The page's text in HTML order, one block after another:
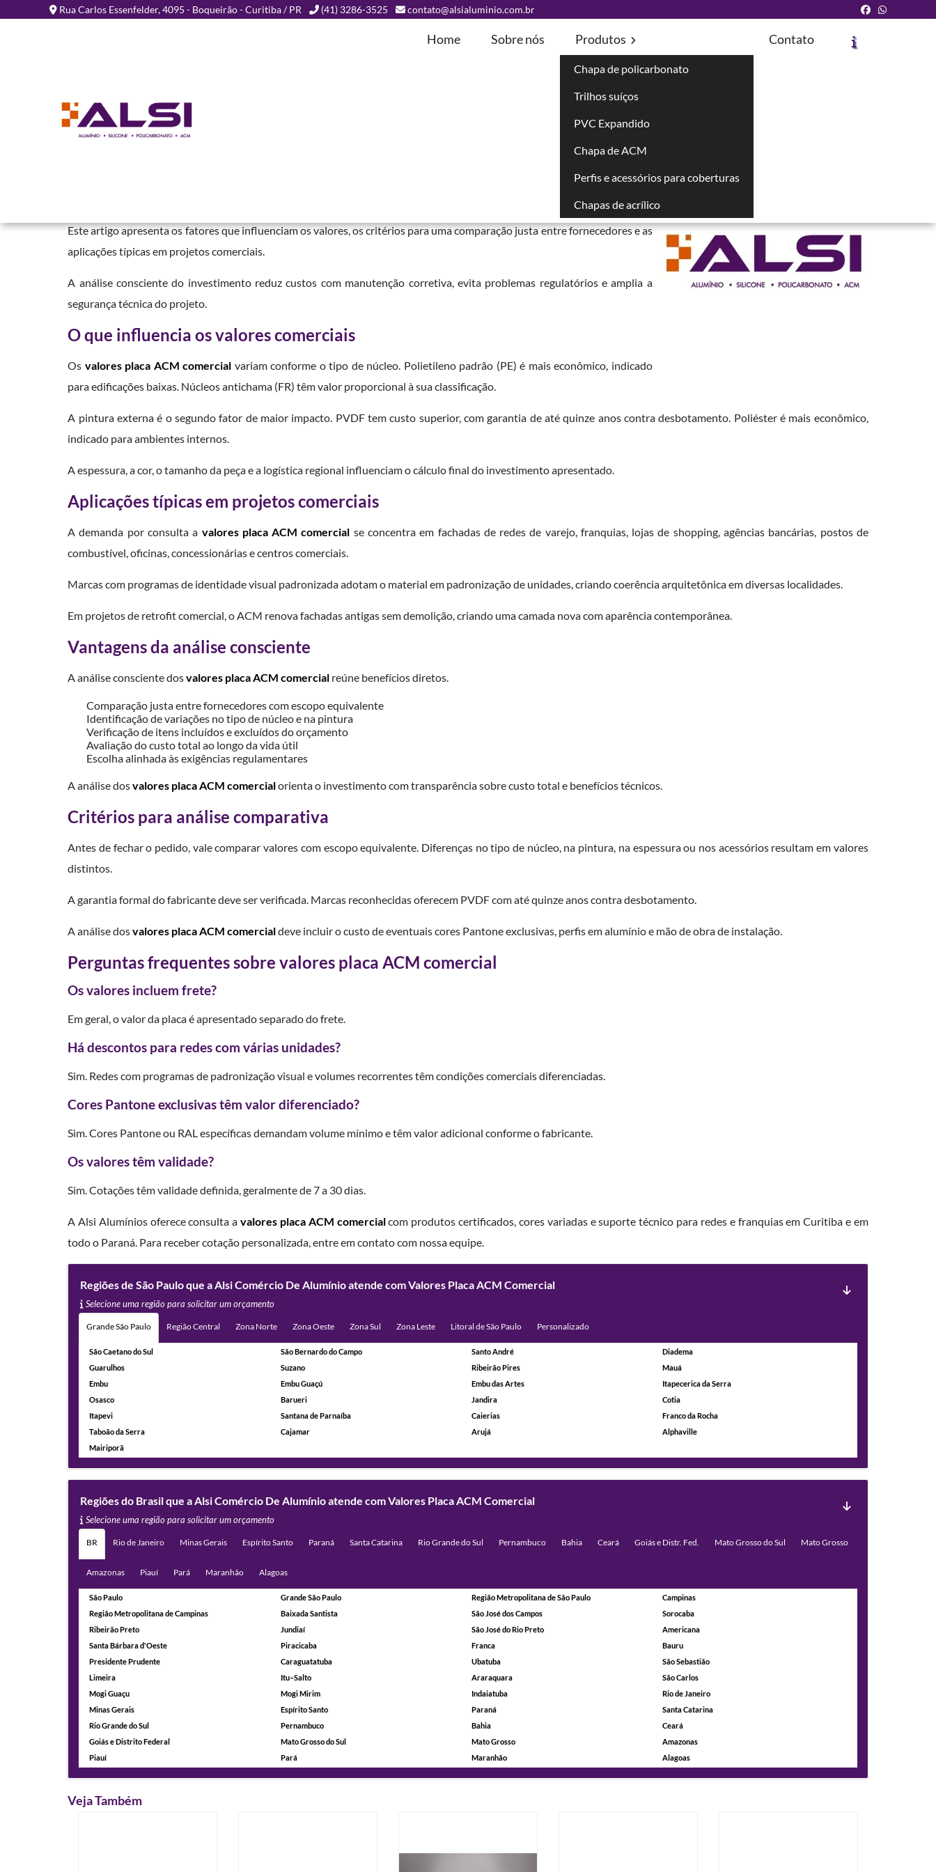
Rua Carlos Essenfelder, 4095 - Boqueirão - Curitiba / PR (41) 3286-3525 contato@alsialuminio.com.br
Home Sobre nós Produtos
Chapa de policarbonato
Trilhos suíços
PVC Expandido
Chapa de ACM
Perfis e acessórios para coberturas
Chapas de acrílico
Contato
Valores Placa ACM Comercial
Home»Informações»Valores Placa ACM Comercial
envolve mais do que comparar números absolutos por metro quadrado. O
custo total depende do tipo de núcleo, do sistema de pintura, das dimensões, da cor e da logística para a cidade de entrega.
Este artigo apresenta os fatores que influenciam os valores, os critérios para uma comparação justa entre fornecedores e as
aplicações típicas em projetos comerciais.
A análise consciente do investimento reduz custos com manutenção corretiva, evita problemas regulatórios e amplia a
segurança técnica do projeto.
O que influencia os valores comerciais
Os valores placa ACM comercial variam conforme o tipo de núcleo. Polietileno padrão (PE) é mais econômico, indicado
para edificações baixas. Núcleos antichama (FR) têm valor proporcional à sua classificação.
A pintura externa é o segundo fator de maior impacto. PVDF tem custo superior, com garantia de até quinze anos contra desbotamento. Poliéster é mais econômico,
indicado para ambientes internos.
A espessura, a cor, o tamanho da peça e a logística regional influenciam o cálculo final do investimento apresentado.
Aplicações típicas em projetos comerciais
A demanda por consulta a valores placa ACM comercial se concentra em fachadas de redes de varejo, franquias, lojas de shopping, agências bancárias, postos de
combustível, oficinas, concessionárias e centros comerciais.
Marcas com programas de identidade visual padronizada adotam o material em padronização de unidades, criando coerência arquitetônica em diversas localidades.
Em projetos de retrofit comercial, o ACM renova fachadas antigas sem demolição, criando uma camada nova com aparência contemporânea.
Vantagens da análise consciente
A análise consciente dosvalores placa ACM comercial reúne benefícios diretos.
Comparação justa entre fornecedores com escopo equivalente
Identificação de variações no tipo de núcleo e na pintura
Verificação de itens incluídos e excluídos do orçamento
Avaliação do custo total ao longo da vida útil
Escolha alinhada às exigências regulamentares
A análise dosvalores placa ACM comercialorienta o investimento com transparência sobre custo total e benefícios técnicos.
Critérios para análise comparativa
Antes de fechar o pedido, vale comparar valores com escopo equivalente. Diferenças no tipo de núcleo, na pintura, na espessura ou nos acessórios resultam em valores
distintos.
A garantia formal do fabricante deve ser verificada. Marcas reconhecidas oferecem PVDF com até quinze anos contra desbotamento.
A análise dosvalores placa ACM comercialdeve incluir o custo de eventuais cores Pantone exclusivas, perfis em alumínio e mão de obra de instalação.
Perguntas frequentes sobre valores placa ACM comercial
Os valores incluem frete?
Em geral, o valor da placa é apresentado separado do frete.
Há descontos para redes com várias unidades?
Sim. Redes com programas de padronização visual e volumes recorrentes têm condições comerciais diferenciadas.
Cores Pantone exclusivas têm valor diferenciado?
Sim. Cores Pantone ou RAL específicas demandam volume mínimo e têm valor adicional conforme o fabricante.
Os valores têm validade?
Sim. Cotações têm validade definida, geralmente de 7 a 30 dias.
A Alsi Alumínios oferece consulta avalores placa ACM comercialcom produtos certificados, cores variadas e suporte técnico para redes e franquias em Curitiba e em
todo o Paraná. Para receber cotação personalizada, entre em contato com nossa equipe.
Regiões de São Paulo que a Alsi Comércio De Alumínio atende com Valores Placa ACM Comercial
Selecione uma região para solicitar um orçamento
Grande São Paulo Região Central Zona Norte Zona Oeste Zona Sul Zona Leste Litoral de São Paulo Personalizado
São Caetano do Sul São Bernardo do Campo Santo André
Diadema
Guarulhos
Suzano Ribeirão Pires
Mauá
Embu
Embu Guaçú Embu das Artes
Itapecerica da Serra
Osasco
Barueri Jandira
Cotia
Itapevi
Santana de Parnaíba Caierias
Franco da Rocha
Taboão da Serra
Cajamar Arujá
Alphaville
Mairiporã
Regiões do Brasil que a Alsi Comércio De Alumínio atende com Valores Placa ACM Comercial
Selecione uma região para solicitar um orçamento
BR Rio de Janeiro Minas Gerais Espírito Santo Paraná Santa Catarina Rio Grande do Sul Pernambuco Bahia Ceará Goiás e Distr. Fed. Mato Grosso do Sul Mato Grosso
Amazonas Piauí Pará Maranhão Alagoas
São Paulo Grande São Paulo Região Metropolitana de São Paulo
Campinas
Região Metropolitana de Campinas
Baixada Santista São José dos Campos
Sorocaba
Ribeirão Preto
Jundiaí São José do Rio Preto
Americana
Santa Bárbara d'Oeste
Piracicaba Franca
Bauru
Presidente Prudente
Caraguatatuba Ubatuba
São Sebastião
Limeira
Itu–Salto Araraquara
São Carlos
Mogi Guaçu
Mogi Mirim Indaiatuba
Rio de Janeiro
Minas Gerais
Espírito Santo Paraná
Santa Catarina
Rio Grande do Sul
Pernambuco Bahia
Ceará
Goiás e Distrito Federal
Mato Grosso do Sul Mato Grosso
Amazonas
Piauí
Pará Maranhão Alagoas
Veja Também